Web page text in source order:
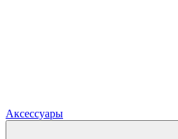
Аксессуары